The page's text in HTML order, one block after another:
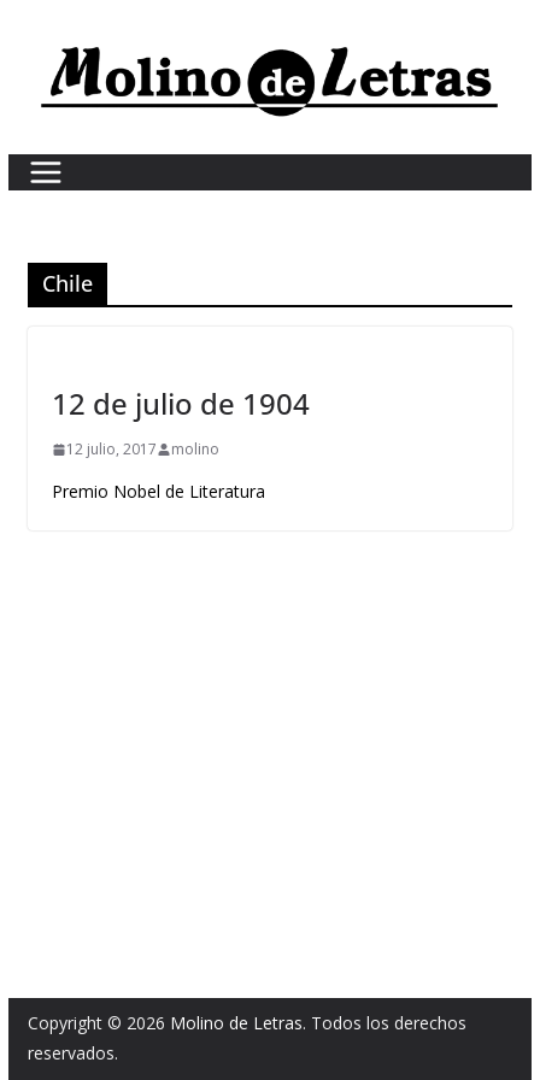
content
Chile
12 de julio de 1904
12 julio, 2017 molino
Premio Nobel de Literatura
Copyright © 2026 Molino de Letras. Todos los derechos
reservados.